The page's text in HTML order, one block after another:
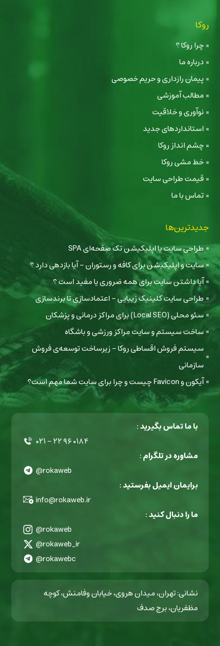
روکا
چرا روکا ؟
درباره ما
پیمان رازداری و حریم خصوصی
مطالب آموزشی
نوآوری و خلاقیت
استانداردهای جدید
چشم انداز روکا
خط مشی روکا
قیمت طراحی سایت
تماس با ما
جدیدترین‌ها
طراحی سایت یا اپلیکیشن تک صفحه‌ای SPA
سایت و اپلیکیشن برای کافه و رستوران - آیا بازدهی دارد ؟
آیا داشتن سایت برای همه ضروری یا مفید است ؟
طراحی سایت کلینیک زیبایی - اعتمادسازی تا برندسازی
سئو محلی (Local SEO) برای مراکز درمانی و پزشکان
ساخت سیستم و سایت مراکز ورزشی و باشگاه
سیستم فروش اقساطی روکا - زیرساخت توسعه‌ی فروش
سازمانی
آیکون و Favicon چیست و چرا برای سایت شما مهم است؟
با ما تماس بگیرید :
۰۲۱ - ۲۲ ۹۶ ۰۱۸۴
مشاوره در تلگرام :
@rokaweb
برایمان ایمیل بفرستید :
info@rokaweb.ir
ما را دنبال کنید :
@rokaweb
@rokaweb_ir
@rokawebc
نشانی: تهران، میدان هروی، خیابان وفامنش، کوچه
مظفریان، برج صدف